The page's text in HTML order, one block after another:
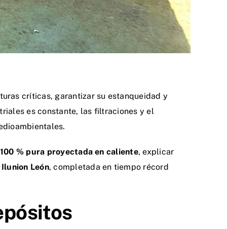
críticas, garantizar su estanqueidad y
es constante, las filtraciones y el
% pura proyectada en caliente, explicar
Ilunion León, completada en tiempo récord